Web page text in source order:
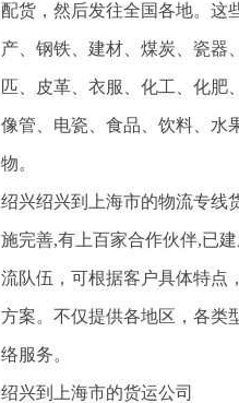
配货，然后发往全国各地。这
产、钢铁、建材、煤炭、瓷器
匹、皮革、衣服、化工、化肥
像管、电瓷、食品、饮料、水
物。
绍兴绍兴到上海市的物流专线
施完善,有上百家合作伙伴,已
流队伍，可根据客户具体特点
方案。不仅提供各地区，各类
络服务。
绍兴到上海市的货运公司